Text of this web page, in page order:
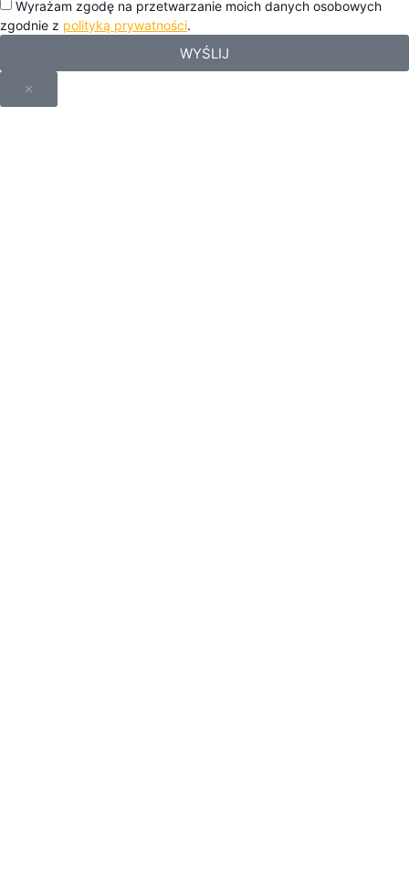
Wyrażam zgodę na przetwarzanie moich danych osobowych
zgodnie z polityką prywatności.
WYŚLIJ